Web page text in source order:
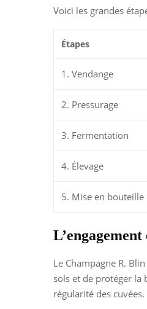
Voici les grandes
Étapes
1. Vendange
2. Pressurage
3. Fermentation
4. Élevage
5. Mise en bouteille
Le Champagne R.
sols et de protéger la
régularité des cuvées.